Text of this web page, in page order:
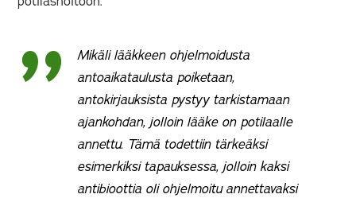
Mikäli lääkkeen ohjelmoidusta
antoaikataulusta poiketaan,
antokirjauksista pystyy tarkistamaan
ajankohdan, jolloin lääke on potilaalle
annettu. Tämä todettiin tärkeäksi
esimerkiksi tapauksessa, jolloin kaksi
antibioottia oli ohjelmoitu annettavaksi